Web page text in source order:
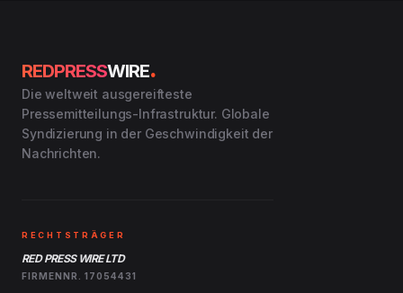
REDPRESSWIRE.
Die weltweit ausgereifteste
Pressemitteilungs-Infrastruktur. Globale
Syndizierung in der Geschwindigkeit der
Nachrichten.
RECHTSTRÄGER
RED PRESS WIRE LTD
FIRMENNR. 17054431